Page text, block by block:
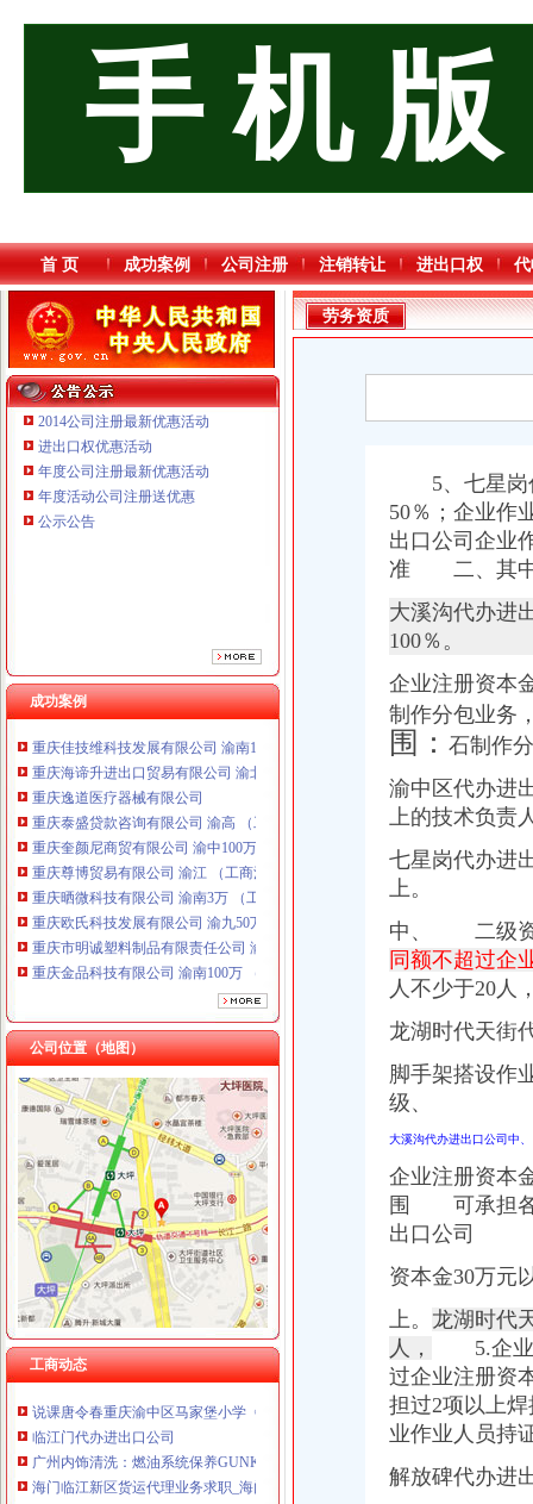
手 机 版
首 页 成功案例 公司注册 注销转让 进出口权
2014公司注册最新优惠活动
进出口权优惠活动
年度公司注册最新优惠活动
年度活动公司注册送优惠
公示公告
成功案例
重庆逸道医疗器械有限公司
重庆泰盛贷款咨询有限公司 渝高 （工商注册）
重庆奎颜尼商贸有限公司 渝中100万 （工商注册）
重庆尊博贸易有限公司 渝江 （工商注册）
重庆晒微科技有限公司 渝南3万 （工商注册）
重庆欧氏科技发展有限公司 渝九50万 （进出口权）
重庆市明诚塑料制品有限责任公司 渝高100万 （进出口权）
重庆金品科技有限公司 渝南100万 （进出口权）
重庆凯誉网络通信技术工程有限公司 渝中300万 （工商变更）
重庆佳技维科技发展有限公司 渝南100万 （进出口权）
重庆海谛升进出口贸易有限公司 渝北100万 （进出口权）
重庆逸道医疗器械有限公司
重庆泰盛贷款咨询有限公司 渝高 （工商注册）
重庆奎颜尼商贸有限公司 渝中100万 （工商注册）
重庆尊博贸易有限公司 渝江 （工商注册）
重庆晒微科技有限公司 渝南3万 （工商注册）
重庆欧氏科技发展有限公司 渝九50万 （进出口权）
重庆市明诚塑料制品有限责任公司 渝高100万 （进出口权）
重庆金品科技有限公司 渝南100万 （进出口权）
重庆凯誉网络通信技术工程有限公司 渝中300万 （工商变更）
重庆佳技维科技发展有限公司 渝南100万 （进出口权）
公司位置（地图）
工商动态
渝中区马家堡
“电子眼交巡”在渝中区马家堡上岗一个月_第1页-七一网
渝中区马家堡小学2017招生范围,马家堡小学6月24日报名-小学教育-
重庆市渝中区马家堡副食经营部饮料批发部
重庆市渝中区马家堡粮店_重庆市_渝中区_企业在线
渝中区马家堡小学_渝中区马家堡小学爱问问同学录频道
重庆市渝中区马家堡安利专卖店地址重庆市马家堡哪有卖安利产【今日
【重庆市—渝中区】马家堡发廊偶遇品美少女（申请毕业-曲罢论坛
渝中区马家堡小学好不好呀？求指教-早教幼儿园小学-重庆购物狂
【招商银行渝中区马家堡自助银行】招商银行渝中区马家堡自助银行
说课唐令春重庆渝中区马家堡小学《可能》-原创-搜狐
广州内饰清洗：燃油系统保养GUNKM2616-油箱及油管路清洗-广州
海门临江新区货运代理业务求职_海门临江新区货运代理业务找工作_
重庆义乌小商品营销定位招商策划方案.doc
《重庆义乌小商品城营销定位招商策划方案》.doc
劳务资质
5、 七星
50％；企业作
出口公司 企业
准 二、
大溪沟代办进
100％。
企业注册资本
制作分包业务
围： 石制作
渝中区代办进
上的技术负责
七星岗代办进
上。
中、 二级资
同额不超过企
人不少于20
龙湖时代天街
脚手架搭设作
级、
大溪沟代办进出口公司中、
企业注册资
围 可承担各
出口公司
资本金30万元
上。 龙湖时代
人，
5.企业
过企业注册资
担过2项以上
业作业人员持
解放碑代办进